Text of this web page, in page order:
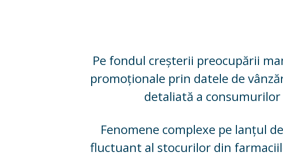
Pe fondul creșterii preocupării
promoționale prin datele de
detaliată a
Fenomene complexe pe lanțul
fluctuant al stocurilor din